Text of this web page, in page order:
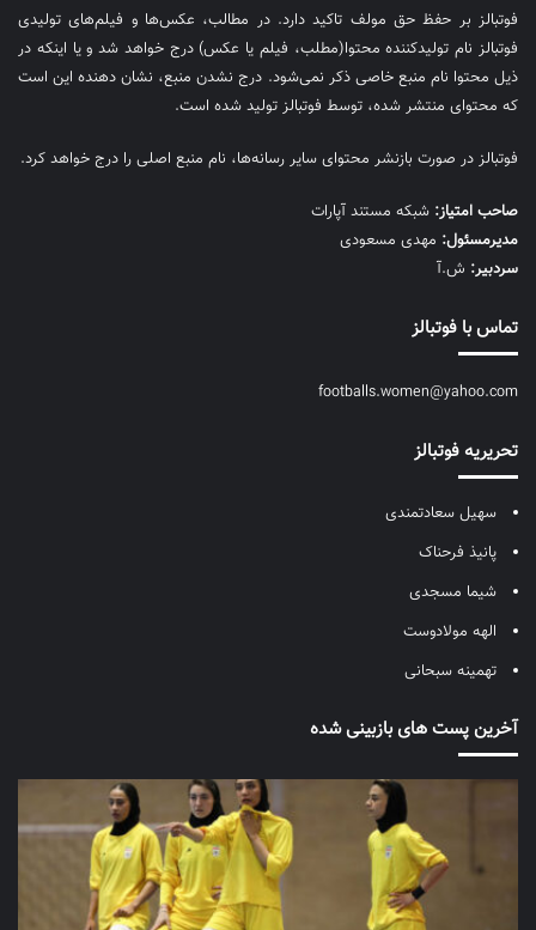
فوتبالز بر حفظ حق مولف تاکید دارد. در مطالب، عکس‌ها و فیلم‌های تولیدی
فوتبالز نام تولیدکننده محتوا(مطلب، فیلم یا عکس) درج خواهد شد و یا اینکه در
ذیل محتوا نام منبع خاصی ذکر نمی‌‎شود. درج نشدن منبع، نشان دهنده این است
که محتوای منتشر شده، توسط فوتبالز تولید شده است.
فوتبالز در صورت بازنشر محتوای سایر رسانه‌ها، نام منبع اصلی را درج خواهد کرد.
صاحب امتیاز: شبکه مستند آپارات
مديرمسئول: مهدی مسعودی
سردبیر: ش.آ
تماس با فوتبالز
footballs.women@yahoo.com
تحریریه فوتبالز
سهیل سعادتمندی
پانیذ فرحناک
شیما مسجدی
الهه مولادوست
تهمینه سبحانی
آخرین پست های بازبینی شده